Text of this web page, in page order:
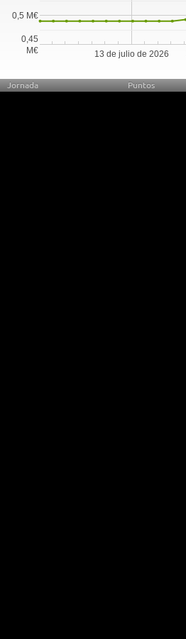
13 de julio de 2026
0,45
M€
0,5 M€
Jornada Puntos